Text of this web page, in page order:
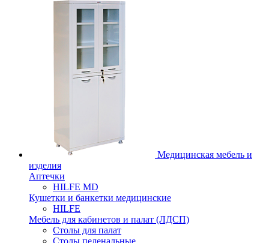
Медицинская мебель и
изделия
Аптечки
HILFE MD
Кушетки и банкетки медицинские
HILFE
Мебель для кабинетов и палат (ЛДСП)
Столы для палат
Столы пеленальные